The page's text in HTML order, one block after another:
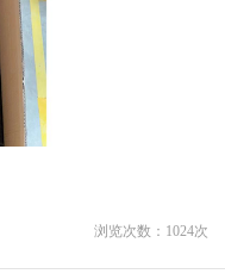
浏览次数： 1024次